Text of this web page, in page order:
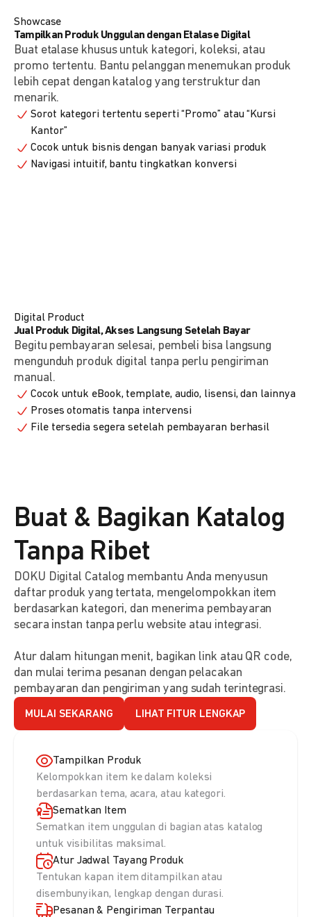
Showcase
Tampilkan Produk Unggulan dengan Etalase Digital
Buat etalase khusus untuk kategori, koleksi, atau
promo tertentu. Bantu pelanggan menemukan produk
lebih cepat dengan katalog yang terstruktur dan
menarik.
Sorot kategori tertentu seperti “Promo” atau “Kursi
Kantor”
Cocok untuk bisnis dengan banyak variasi produk
Navigasi intuitif, bantu tingkatkan konversi
Digital Product
Jual Produk Digital, Akses Langsung Setelah Bayar
Begitu pembayaran selesai, pembeli bisa langsung
mengunduh produk digital tanpa perlu pengiriman
manual.
Cocok untuk eBook, template, audio, lisensi, dan lainnya
Proses otomatis tanpa intervensi
File tersedia segera setelah pembayaran berhasil
Buat & Bagikan Katalog
Tanpa Ribet
DOKU Digital Catalog membantu Anda menyusun
daftar produk yang tertata, mengelompokkan item
berdasarkan kategori, dan menerima pembayaran
secara instan tanpa perlu website atau integrasi.
Atur dalam hitungan menit, bagikan link atau QR code,
dan mulai terima pesanan dengan pelacakan
pembayaran dan pengiriman yang sudah terintegrasi.
MULAI SEKARANG LIHAT FITUR LENGKAP
Tampilkan Produk
Kelompokkan item ke dalam koleksi
berdasarkan tema, acara, atau kategori.
Sematkan Item
Sematkan item unggulan di bagian atas katalog
untuk visibilitas maksimal.
Atur Jadwal Tayang Produk
Tentukan kapan item ditampilkan atau
disembunyikan, lengkap dengan durasi.
Pesanan & Pengiriman Terpantau